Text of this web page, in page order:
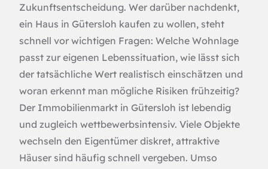
Zukunftsentscheidung. Wer darüber nachdenkt,
ein Haus in Gütersloh kaufen zu wollen, steht
schnell vor wichtigen Fragen: Welche Wohnlage
passt zur eigenen Lebenssituation, wie lässt sich
der tatsächliche Wert realistisch einschätzen und
woran erkennt man mögliche Risiken frühzeitig?
Der Immobilienmarkt in Gütersloh ist lebendig
und zugleich wettbewerbsintensiv. Viele Objekte
wechseln den Eigentümer diskret, attraktive
Häuser sind häufig schnell vergeben. Umso